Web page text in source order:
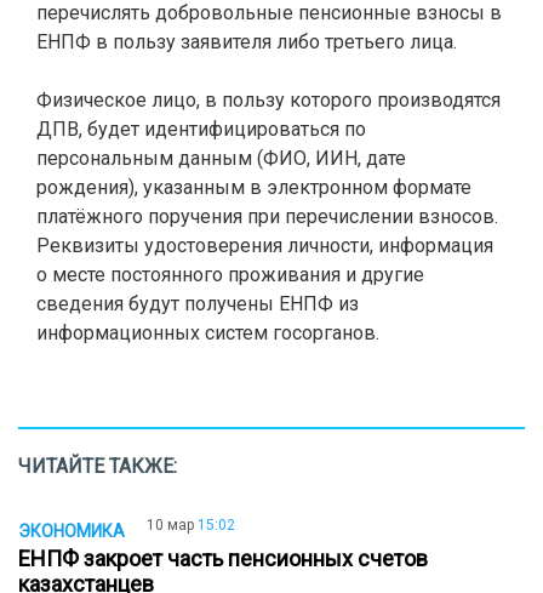
перечислять добровольные пенсионные взносы в
ЕНПФ в пользу заявителя либо третьего лица.
Физическое лицо, в пользу которого производятся
ДПВ, будет идентифицироваться по
персональным данным (ФИО, ИИН, дате
рождения), указанным в электронном формате
платёжного поручения при перечислении взносов.
Реквизиты удостоверения личности, информация
о месте постоянного проживания и другие
сведения будут получены ЕНПФ из
информационных систем госорганов.
ЧИТАЙТЕ ТАКЖЕ:
ЭКОНОМИКА 10 мар 15:02
ЕНПФ закроет часть пенсионных счетов
казахстанцев